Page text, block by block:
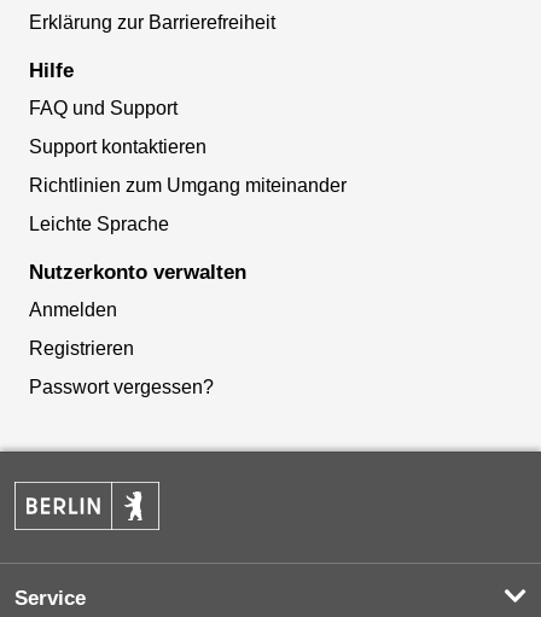
Erklärung zur Barrierefreiheit
Hilfe
FAQ und Support
Support kontaktieren
Richtlinien zum Umgang miteinander
Leichte Sprache
Nutzerkonto verwalten
Anmelden
Registrieren
Passwort vergessen?
Service